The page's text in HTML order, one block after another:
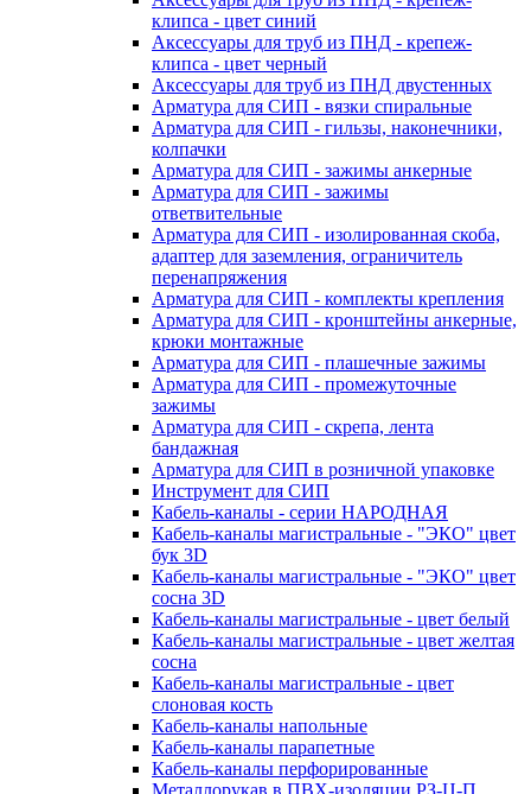
клипса - цвет синий
Аксессуары для труб из ПНД - крепеж-
клипса - цвет черный
Аксессуары для труб из ПНД двустенных
Арматура для СИП - вязки спиральные
Арматура для СИП - гильзы, наконечники,
колпачки
Арматура для СИП - зажимы анкерные
Арматура для СИП - зажимы
ответвительные
Арматура для СИП - изолированная скоба,
адаптер для заземления, ограничитель
перенапряжения
Арматура для СИП - комплекты крепления
Арматура для СИП - кронштейны анкерные,
крюки монтажные
Арматура для СИП - плашечные зажимы
Арматура для СИП - промежуточные
зажимы
Арматура для СИП - скрепа, лента
бандажная
Арматура для СИП в розничной упаковке
Инструмент для СИП
Кабель-каналы - серии НАРОДНАЯ
Кабель-каналы магистральные - "ЭКО" цвет
бук 3D
Кабель-каналы магистральные - "ЭКО" цвет
сосна 3D
Кабель-каналы магистральные - цвет белый
Кабель-каналы магистральные - цвет желтая
сосна
Кабель-каналы магистральные - цвет
слоновая кость
Кабель-каналы напольные
Кабель-каналы парапетные
Кабель-каналы перфорированные
Металлорукав в ПВХ-изоляции РЗ-Ц-П